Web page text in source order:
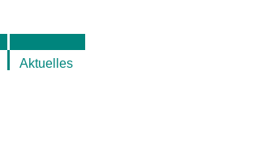
Aktuelles